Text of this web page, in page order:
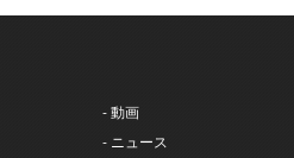
- 動画
- ニュース